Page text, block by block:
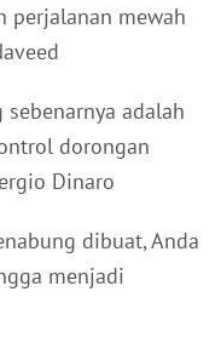
perjalanan mewah
adalah
dorongan
Dinaro
dibuat, Anda
menjadi